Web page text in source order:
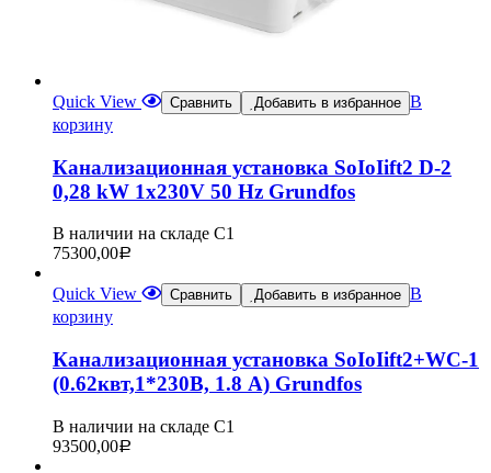
Quick View Сравнить Добавить в избранное В
корзину
Канализационная установка SoIoIift2 D-2
0,28 kW 1х230V 50 Hz Grundfos
В наличии на складе С1
75300,00Р
Quick View Сравнить Добавить в избранное В
корзину
Канализационная установка SoIoIift2+WC-1
(0.62квт,1*230В, 1.8 А) Grundfos
В наличии на складе С1
93500,00Р